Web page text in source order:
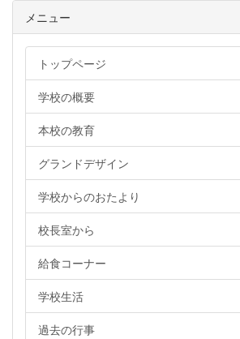
メニュー
トップページ
学校の概要
本校の教育
グランドデザイン
学校からのおたより
校長室から
給食コーナー
学校生活
過去の行事